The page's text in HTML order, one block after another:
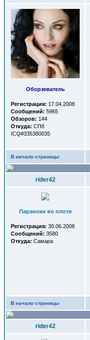
Оборзеватель
Регистрация: 17.04.2008
Сообщений: 5965
Обзоров: 144
Откуда: СПб
ICQ#335380035
В начало страницы
rider42
Параноик во плоти
Регистрация: 30.06.2008
Сообщений: 3580
Откуда: Самара
В начало страницы
rider42